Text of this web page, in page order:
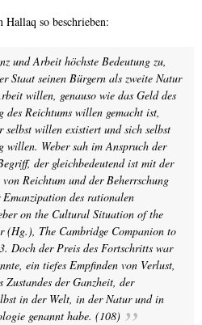
so beschrieben:
und Arbeit höchste Bedeutung zu,
Staat seinen Bürgern als zweite Natur
willen, genauso wie das Geld des
Reichtums willen gemacht ist,
selbst willen existiert und sich selbst
willen. Weber sah im Anspruch der
der gleichbedeutend ist mit der
Reichtum und der Beherrschung
des rationalen
on the Cultural Situation of the
(Hg.), The Cambridge Companion to
Doch der Preis des Fortschritts war
ein tiefes Empfinden von Verlust,
Zustandes der Ganzheit, der
in der Welt, in der Natur und in
genannt habe. (108)